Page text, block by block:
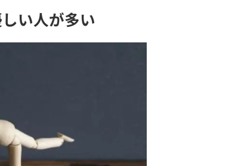
ていきます。
」は優しい人が多い